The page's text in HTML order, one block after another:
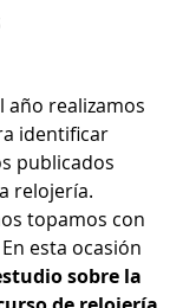
estrellas.
año realizamos
identificar
publicados
relojería.
topamos con
esta ocasión
sobre la